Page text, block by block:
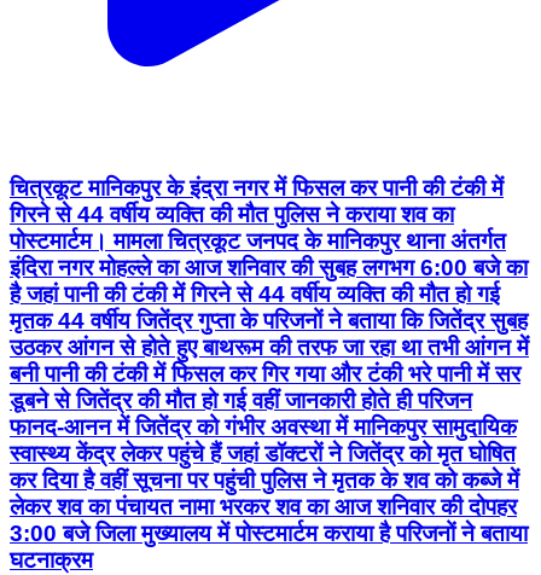
चित्रकूट मानिकपुर के इंद्रा नगर में फिसल कर पानी की टंकी में
गिरने से 44 वर्षीय व्यक्ति की मौत पुलिस ने कराया शव का
पोस्टमार्टम। मामला चित्रकूट जनपद के मानिकपुर थाना अंतर्गत
इंदिरा नगर मोहल्ले का आज शनिवार की सुबह लगभग 6:00 बजे का
है जहां पानी की टंकी में गिरने से 44 वर्षीय व्यक्ति की मौत हो गई
मृतक 44 वर्षीय जितेंद्र गुप्ता के परिजनों ने बताया कि जितेंद्र सुबह
उठकर आंगन से होते हुए बाथरूम की तरफ जा रहा था तभी आंगन में
बनी पानी की टंकी में फिसल कर गिर गया और टंकी भरे पानी में सर
डूबने से जितेंद्र की मौत हो गई वहीं जानकारी होते ही परिजन
फानद-आनन में जितेंद्र को गंभीर अवस्था में मानिकपुर सामुदायिक
स्वास्थ्य केंद्र लेकर पहुंचे हैं जहां डॉक्टरों ने जितेंद्र को मृत घोषित
कर दिया है वहीं सूचना पर पहुंची पुलिस ने मृतक के शव को कब्जे में
लेकर शव का पंचायत नामा भरकर शव का आज शनिवार की दोपहर
3:00 बजे जिला मुख्यालय में पोस्टमार्टम कराया है परिजनों ने बताया
घटनाक्रम